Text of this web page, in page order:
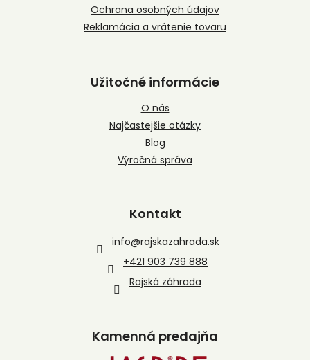
Ochrana osobných údajov
Reklamácia a vrátenie tovaru
Užitočné informácie
O nás
Najčastejšie otázky
Blog
Výročná správa
Kontakt
info@rajskazahrada.sk
+421 903 739 888
Rajská záhrada
Kamenná predajňa